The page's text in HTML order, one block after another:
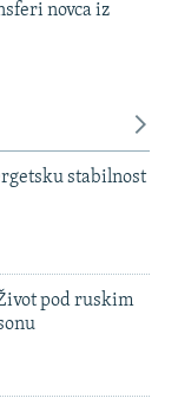
novca iz
stabilnost
pod ruskim